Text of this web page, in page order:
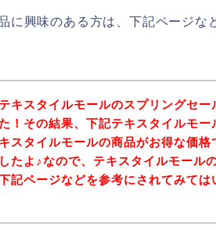
に興味のある方は、下記ページな
キスタイルモールのスプリングセー
！その結果、下記テキスタイルモー
スタイルモールの商品がお得な価格
たよ♪なので、テキスタイルモール
記ページなどを参考にされてみては